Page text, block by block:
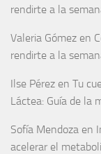
rendirte a la
Valeria Gómez en
rendirte a la
Ilse Pérez en Tu
Láctea: Guía de la
Sofía Mendoza en
acelerar el